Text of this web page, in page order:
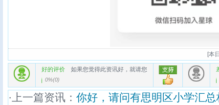
[本
好的评价 如果您觉得此资讯好，就请您
0%(0)
·上一篇资讯： 你好，请问有思明区小学汇